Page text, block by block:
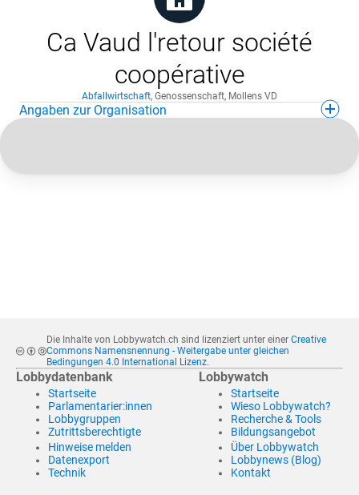
Ca Vaud l'retour société
coopérative
Abfallwirtschaft, Genossenschaft, Mollens VD
Angaben zur Organisation
Die Inhalte von Lobbywatch.ch sind lizenziert unter einer Creative
Commons Namensnennung - Weitergabe unter gleichen
Bedingungen 4.0 International Lizenz.
Lobbydatenbank
Startseite
Parlamentarier:innen
Lobbygruppen
Zutrittsberechtigte
Hinweise melden
Datenexport
Technik
Lobbywatch
Startseite
Wieso Lobbywatch?
Recherche & Tools
Bildungsangebot
Über Lobbywatch
Lobbynews (Blog)
Kontakt